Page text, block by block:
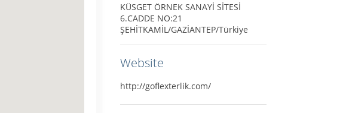
KÜSGET ÖRNEK SANAYİ SİTESİ
6.CADDE NO:21
ŞEHİTKAMİL/GAZİANTEP/Türkiye
Website
http://goflexterlik.com/